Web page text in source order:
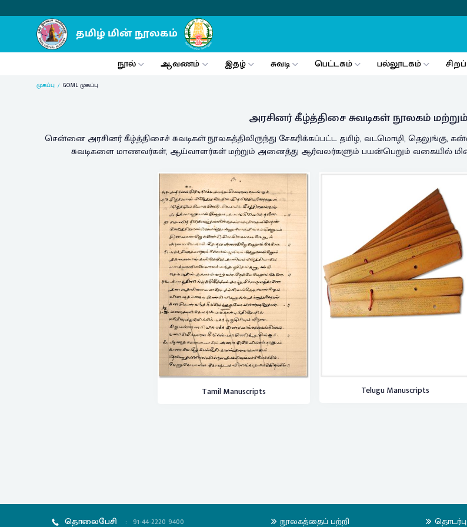
நூல் ஆவணம் இதழ் சுவடி பெட்டகம் பல்லூடகம்
முகப்பு GOML முகப்பு
அரசினர் கீழ்த்திசை சுவடிகள் நூலகம்
சென்னை அரசினர் கீழ்த்திசைச் சுவடிகள் நூலகத்திலிருந்து சேகரிக்கப்பட்ட தமிழ், வடமொழி, தெலுங்கு,
சுவடிகளை மாணவர்கள், ஆய்வாளர்கள் மற்றும் அனைத்து ஆர்வலர்களும் பயன்பெறும் வகையில்
Tamil Manuscripts Telugu Manuscripts
தொலைபேசி : 91-44-2220 9400 நூலகத்தைப் பற்றி